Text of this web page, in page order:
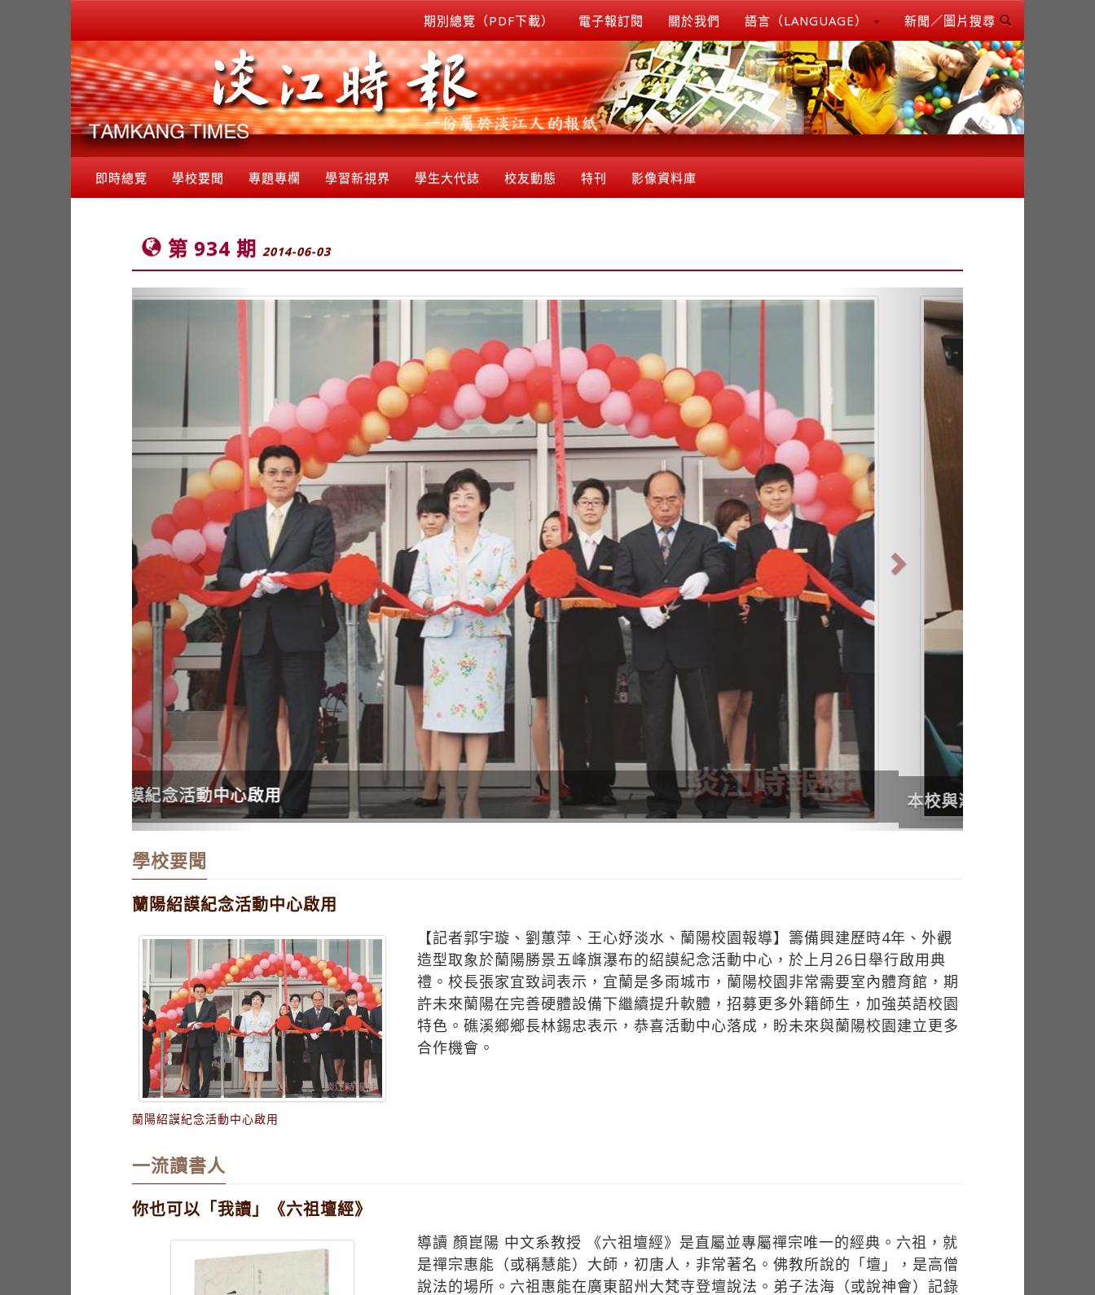
期別總覽（PDF下載） 電子報訂閱 關於我們 語言（LANGUAGE） 新聞／圖片搜尋
即時總覽 學校要聞 專題專欄 學習新視界 學生大代誌 校友動態 特刊 影像資料庫
第 934 期 2014-06-03
本校與瀚荃協作品牌行銷
Previous Next
學校要聞
蘭陽紹謨紀念活動中心啟用
蘭陽紹謨紀念活動中心啟用
【記者郭宇璇、劉蕙萍、王心妤淡水、蘭陽校園報導】籌備興建歷時4年、外觀
造型取象於蘭陽勝景五峰旗瀑布的紹謨紀念活動中心，於上月26日舉行啟用典
禮。校長張家宜致詞表示，宜蘭是多雨城市，蘭陽校園非常需要室內體育館，期
許未來蘭陽在完善硬體設備下繼續提升軟體，招募更多外籍師生，加強英語校園
特色。礁溪鄉鄉長林錫忠表示，恭喜活動中心落成，盼未來與蘭陽校園建立更多
合作機會。
一流讀書人
你也可以「我讀」《六祖壇經》
導讀 顏崑陽 中文系教授 《六祖壇經》是直屬並專屬禪宗唯一的經典。六祖，就
是禪宗惠能（或稱慧能）大師，初唐人，非常著名。佛教所說的「壇」，是高僧
說法的場所。六祖惠能在廣東韶州大梵寺登壇說法。弟子法海（或說神會）記錄